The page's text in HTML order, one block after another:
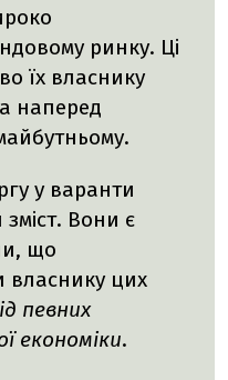
ринку. Ці
їх власнику
наперед
у варанти
Вони є
що
власнику цих
певних
економіки.